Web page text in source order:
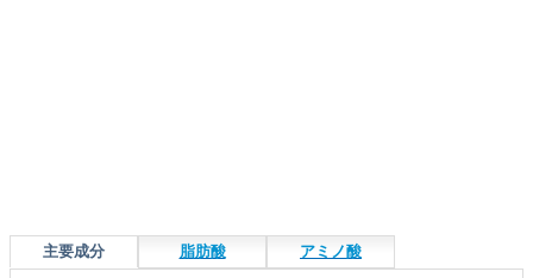
主要成分 脂肪酸 アミノ酸